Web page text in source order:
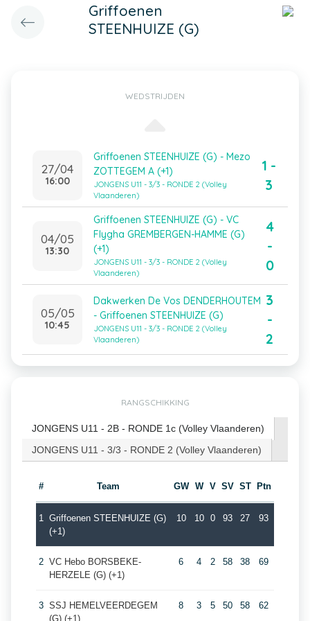
Griffoenen
STEENHUIZE (G)
WEDSTRIJDEN
27/04
16:00
Griffoenen STEENHUIZE (G) - Mezo
ZOTTEGEM A (+1)
JONGENS U11 - 3/3 - RONDE 2 (Volley
Vlaanderen)
1 -
3
04/05
13:30
Griffoenen STEENHUIZE (G) - VC
Flygha GREMBERGEN-HAMME (G)
(+1)
JONGENS U11 - 3/3 - RONDE 2 (Volley
Vlaanderen)
4
-
0
05/05
10:45
Dakwerken De Vos DENDERHOUTEM
- Griffoenen STEENHUIZE (G)
JONGENS U11 - 3/3 - RONDE 2 (Volley
Vlaanderen)
3
-
2
RANGSCHIKKING
JONGENS U11 - 2B - RONDE 1c (Volley Vlaanderen)
JONGENS U11 - 3/3 - RONDE 2 (Volley Vlaanderen)
# Team GW W V SV ST Ptn
1 Griffoenen STEENHUIZE (G)
(+1)
10 10 0 93 27 93
2 VC Hebo BORSBEKE-
HERZELE (G) (+1)
6 4 2 58 38 69
3 SSJ HEMELVEERDEGEM
(G) (+1)
8 3 5 50 58 62